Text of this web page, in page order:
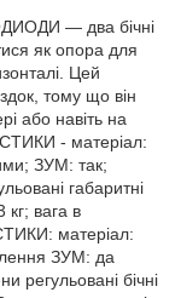
— два бічні
як опора для
Цей
тому що він
або навіть на
- матеріал:
ЗУМ: так;
габаритні
кг; вага в
матеріал:
ЗУМ: да
регульовані бічні